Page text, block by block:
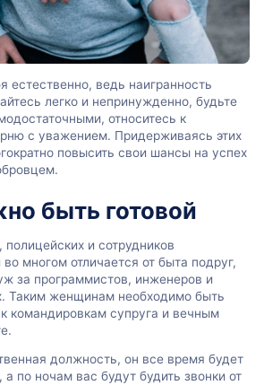
естественно, ведь наигранность
легко и непринужденно, будьте
относитесь к
с уважением. Придерживаясь этих
повысить свои шансы на успех
быть готовой
и сотрудников
многом отличается от быта подруг,
за программистов, инженеров и
Таким женщинам необходимо быть
командировкам супруга и вечным
должность, он все время будет
а по ночам вас будут будить звонки от